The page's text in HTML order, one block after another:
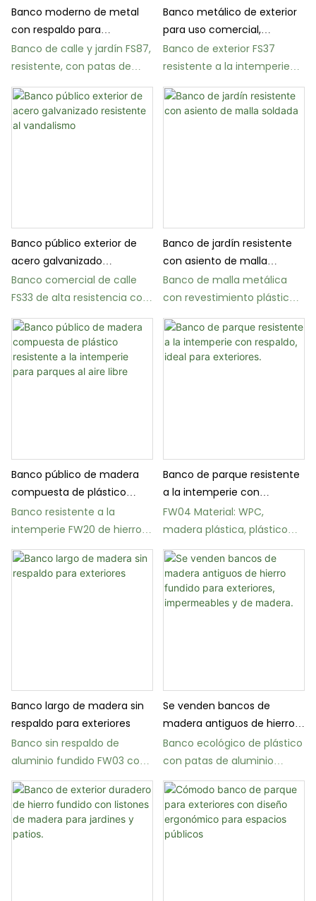
Banco moderno de metal
con respaldo para
exteriores, ideal para
parques y calles.
Banco de calle y jardín FS87,
resistente, con patas de
hierro fundido y estructura
de acero.
Banco metálico de exterior
para uso comercial,
resistente a la intemperie,
con capacidad para 3
Banco de exterior FS37
resistente a la intemperie
con patas de hierro fundido
de 60 kg.
Banco público exterior de
acero galvanizado
resistente al vandalismo
Banco comercial de calle
FS33 de alta resistencia con
revestimiento termoplástico
Banco de jardín resistente
con asiento de malla
soldada
Banco de malla metálica
con revestimiento plástico
por inmersión en caliente
FS63
Banco público de madera
compuesta de plástico
resistente a la intemperie
para parques al aire libre
Banco resistente a la
intemperie FW20 de hierro
fundido, madera y plástico
compuesto.
Banco de parque resistente
a la intemperie con
respaldo, ideal para
exteriores.
FW04 Material: WPC,
madera plástica, plástico
reciclado
Banco largo de madera sin
respaldo para exteriores
Banco sin respaldo de
aluminio fundido FW03 con
asiento de madera.
Se venden bancos de
madera antiguos de hierro
fundido para exteriores,
impermeables y de madera.
Banco ecológico de plástico
con patas de aluminio
fundido FW14